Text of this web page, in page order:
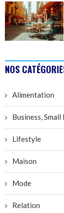
NOS
Alimentation
Business, Small
Lifestyle
Maison
Mode
Relation